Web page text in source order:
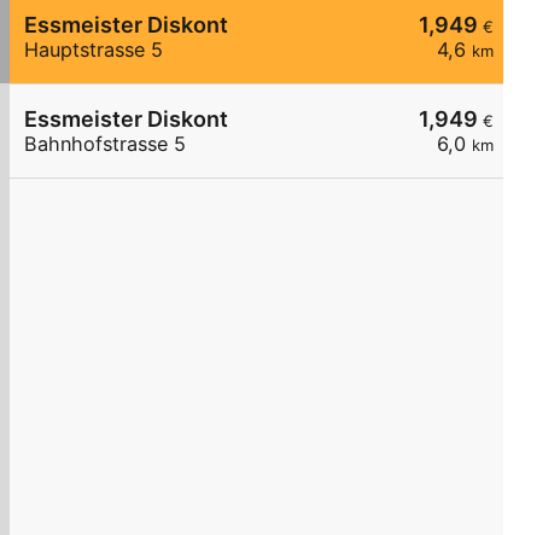
1,949 €
4,6 km
Essmeister Diskont
Hauptstrasse 5
1,949 €
6,0 km
Essmeister Diskont
Bahnhofstrasse 5